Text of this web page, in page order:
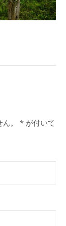
。 * が付いて